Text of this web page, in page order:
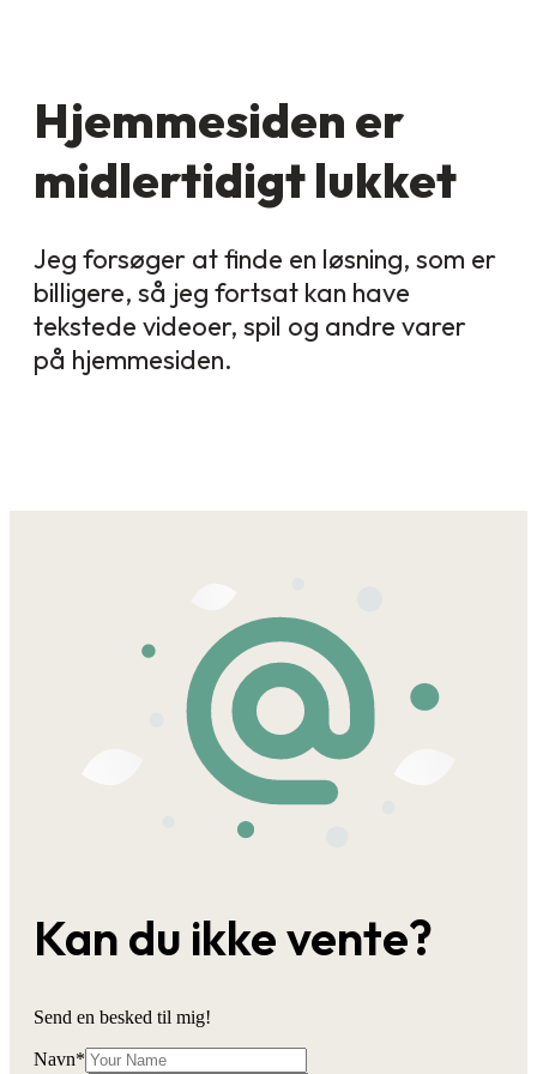
Hjemmesiden er
midlertidigt lukket
Jeg forsøger at finde en løsning, som er
billigere, så jeg fortsat kan have
tekstede videoer, spil og andre varer
på hjemmesiden.
Kan du ikke vente?
Send en besked til mig!
Navn*